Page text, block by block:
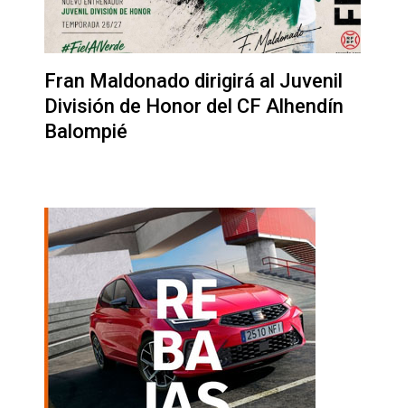
Fran Maldonado dirigirá al Juvenil
División de Honor del CF Alhendín
Balompié